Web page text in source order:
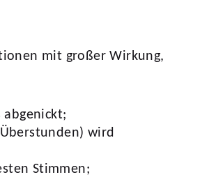
mit großer Wirkung,
wird
Stimmen;